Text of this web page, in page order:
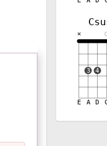
E A D
✕
3 4